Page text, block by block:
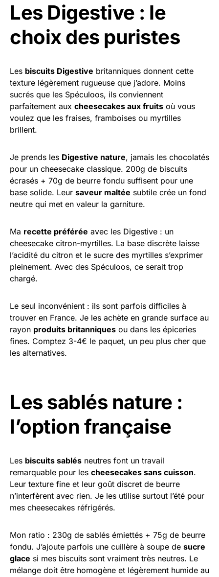
Les Digestive : le
choix des puristes
Les biscuits Digestive britanniques donnent cette
texture légèrement rugueuse que j’adore. Moins
sucrés que les Spéculoos, ils conviennent
parfaitement aux cheesecakes aux fruits où vous
voulez que les fraises, framboises ou myrtilles
brillent.
Je prends les Digestive nature, jamais les chocolatés
pour un cheesecake classique. 200g de biscuits
écrasés + 70g de beurre fondu suffisent pour une
base solide. Leur saveur maltée subtile crée un fond
neutre qui met en valeur la garniture.
Ma recette préférée avec les Digestive : un
cheesecake citron-myrtilles. La base discrète laisse
l’acidité du citron et le sucre des myrtilles s’exprimer
pleinement. Avec des Spéculoos, ce serait trop
chargé.
Le seul inconvénient : ils sont parfois difficiles à
trouver en France. Je les achète en grande surface au
rayon produits britanniques ou dans les épiceries
fines. Comptez 3-4€ le paquet, un peu plus cher que
les alternatives.
Les sablés nature :
l’option française
Les biscuits sablés neutres font un travail
remarquable pour les cheesecakes sans cuisson.
Leur texture fine et leur goût discret de beurre
n’interfèrent avec rien. Je les utilise surtout l’été pour
mes cheesecakes réfrigérés.
Mon ratio : 230g de sablés émiettés + 75g de beurre
fondu. J’ajoute parfois une cuillère à soupe de sucre
glace si mes biscuits sont vraiment très neutres. Le
mélange doit être homogène et légèrement humide au